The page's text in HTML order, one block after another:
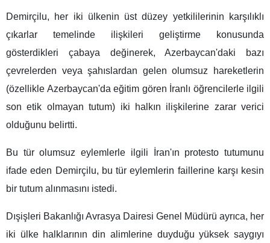
Demirçilu, her iki ülkenin üst düzey yetkililerinin karşılıklı
çıkarlar temelinde ilişkileri geliştirme konusunda
gösterdikleri çabaya değinerek, Azerbaycan'daki bazı
çevrelerden veya şahıslardan gelen olumsuz hareketlerin
(özellikle Azerbaycan'da eğitim gören İranlı öğrencilerle ilgili
son etik olmayan tutum) iki halkın ilişkilerine zarar verici
olduğunu belirtti.
Bu tür olumsuz eylemlerle ilgili İran'ın protesto tutumunu
ifade eden Demirçilu, bu tür eylemlerin faillerine karşı kesin
bir tutum alınmasını istedi.
Dışişleri Bakanlığı Avrasya Dairesi Genel Müdürü ayrıca, her
iki ülke halklarının din alimlerine duyduğu yüksek saygıyı